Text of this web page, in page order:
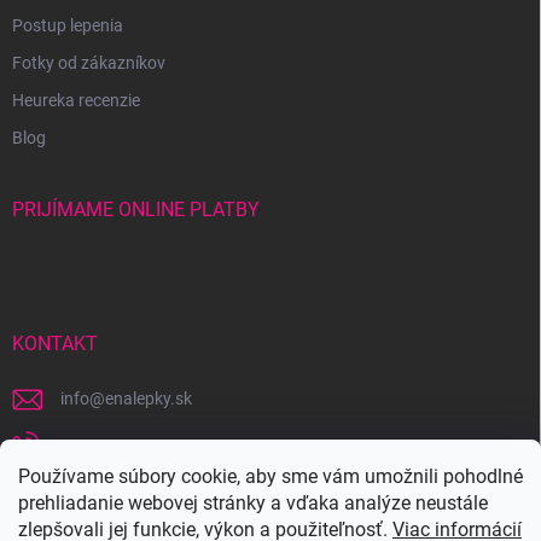
Používame súbory cookie, aby sme vám umožnili pohodlné
prehliadanie webovej stránky a vďaka analýze neustále
zlepšovali jej funkcie, výkon a použiteľnosť. Viac informácií
Postup lepenia
Fotky od zákazníkov
Heureka recenzie
Blog
PRIJÍMAME ONLINE PLATBY
KONTAKT
info@enalepky.sk
+421 907 631 143
https://www.facebook.com/eNALEPKYsk/